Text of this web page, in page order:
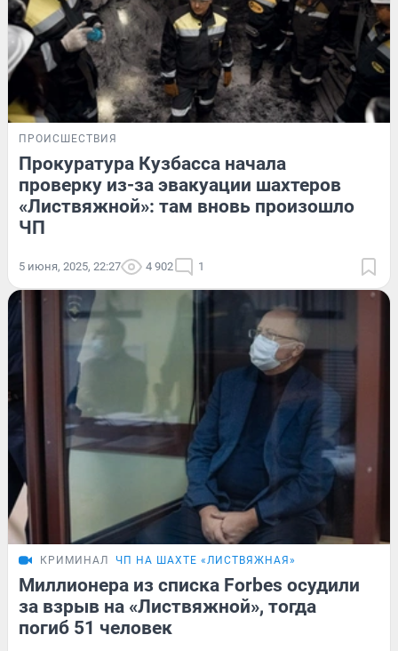
ПРОИСШЕСТВИЯ
Прокуратура Кузбасса начала
проверку из-за эвакуации шахтеров
«Листвяжной»: там вновь произошло
ЧП
5 июня, 2025, 22:27 4 902 1
КРИМИНАЛ ЧП НА ШАХТЕ «ЛИСТВЯЖНАЯ»
Миллионера из списка Forbes осудили
за взрыв на «Листвяжной», тогда
погиб 51 человек